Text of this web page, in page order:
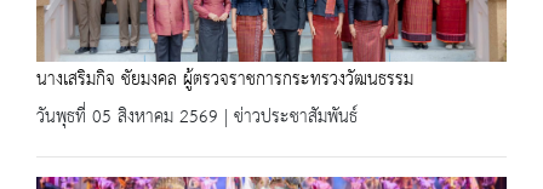
นางเสริมกิจ ชัยมงคล ผู้ตรวจราชการกระทรวงวัฒนธรรม
วันพุธที่ 05 สิงหาคม 2569 | ข่าวประชาสัมพันธ์